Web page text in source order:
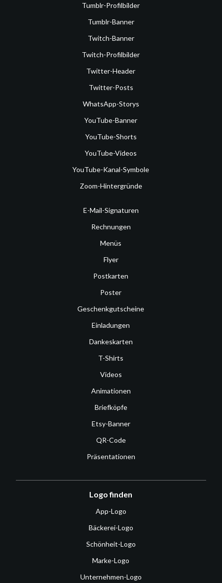
Tumblr-Profilbilder
Tumblr-Banner
Twitch-Banner
Twitch-Profilbilder
Twitter-Header
Twitter-Posts
WhatsApp-Storys
YouTube-Banner
YouTube-Shorts
YouTube-Videos
YouTube-Kanal-Symbole
Zoom-Hintergründe
E-Mail-Signaturen
Rechnungen
Menüs
Flyer
Postkarten
Poster
Geschenkgutscheine
Einladungen
Dankeskarten
T-Shirts
Videos
Animationen
Briefköpfe
Etsy-Banner
QR-Code
Präsentationen
Logo finden
App-Logo
Bäckerei-Logo
Schönheit-Logo
Marke-Logo
Unternehmen-Logo